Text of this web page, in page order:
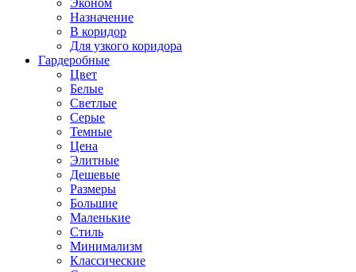
Эконом
Назначение
В коридор
Для узкого коридора
Гардеробные
Цвет
Белые
Светлые
Серые
Темные
Цена
Элитные
Дешевые
Размеры
Большие
Маленькие
Стиль
Минимализм
Классические